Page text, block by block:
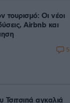
τουρισμό: Οι νέοι
Airbnb και
5
αγκαλιά